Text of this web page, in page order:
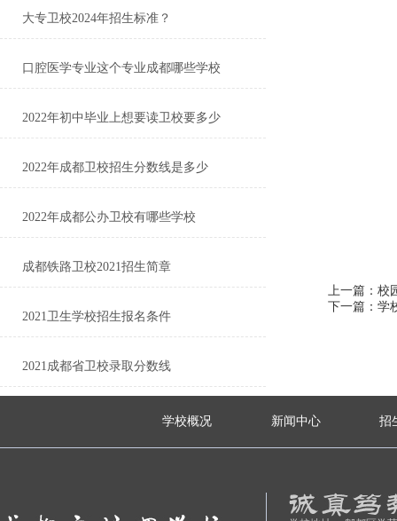
大专卫校2024年招生标准？
口腔医学专业这个专业成都哪些学校
2022年初中毕业上想要读卫校要多少
2022年成都卫校招生分数线是多少
2022年成都公办卫校有哪些学校
成都铁路卫校2021招生简章
2021卫生学校招生报名条件
2021成都省卫校录取分数线
上一篇：校
下一篇：学
学校概况 新闻中心 招